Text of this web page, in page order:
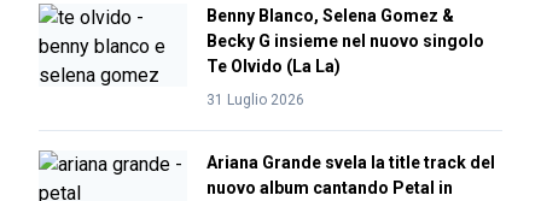
Benny Blanco, Selena Gomez &
Becky G insieme nel nuovo singolo
Te Olvido (La La)
31 Luglio 2026
Ariana Grande svela la title track del
nuovo album cantando Petal in